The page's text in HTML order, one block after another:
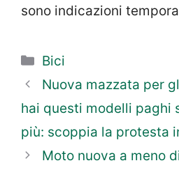
sono indicazioni
Categorie
Bici
Nuova mazzata per
hai questi modelli paghi
più: scoppia la protesta
Moto nuova a meno